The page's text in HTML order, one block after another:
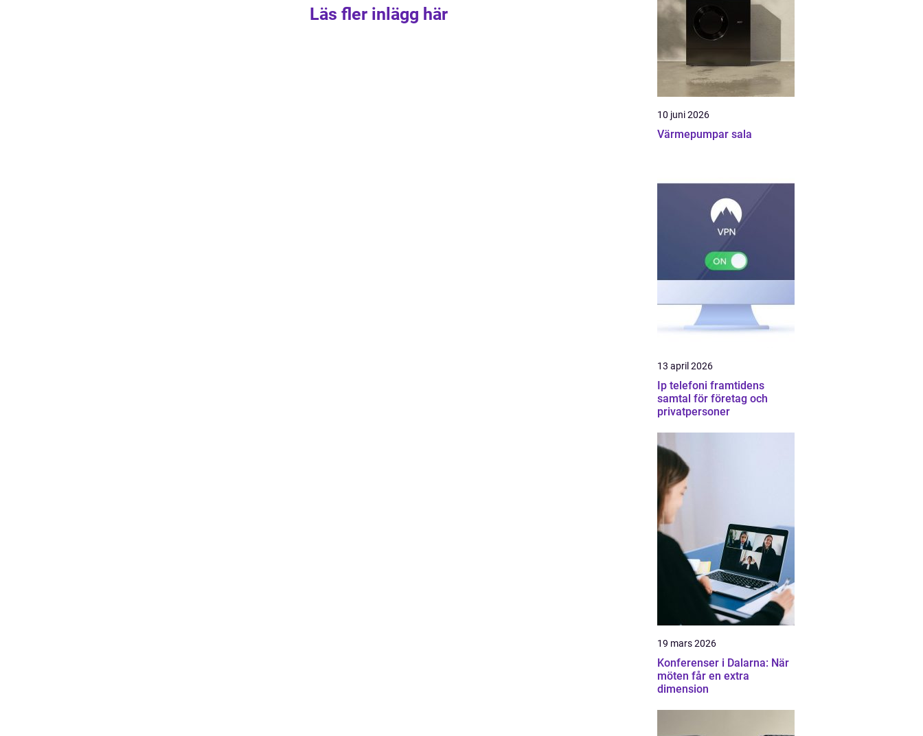
Läs fler inlägg här
10 juni 2026
Värmepumpar sala
13 april 2026
Ip telefoni framtidens
samtal för företag och
privatpersoner
19 mars 2026
Konferenser i Dalarna: När
möten får en extra
dimension